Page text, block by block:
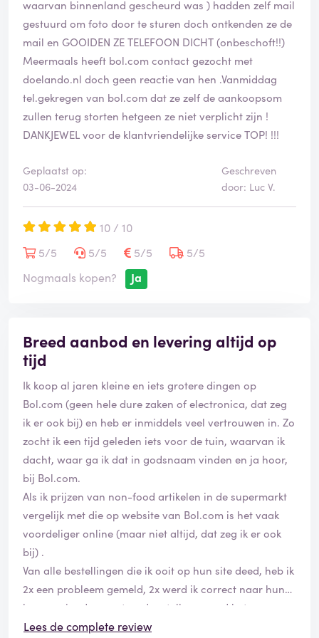
gegevens van scheuren in pakjes en paar keer
aangegeven is niet geleverd, want bpost vind het
normaal dat ze aangeven in brievenbus afgeleverd
terwijl ze nog aan hun ronden moeten beginnen. nu na
een paar klachten viel ons op dat steeds onze naam en
adres werden omcirkeld op de adres sticker. dus ik
contacteer bol met de vraag waarom dit is, zegt de
personen hun naam en adres te verifiëren! Toen ik
aangaf dat dit er op leek dat ze ons de schuld willen
geven van de problemen bij bpost, kwam het antwoord
daar kunnen wij van de klantenservice niet op
zullen u contacteren. Nu hebben wij het dus dik gehad
met bol.com want jarenlange vaste klanten op zulke
prutsers zijn, of ze gaan weer met hun onze van
voorheen aangezet komen. nu ik kan jullie bijdeze
zeggen bol, als jullie weer onze account blokkeren op
aangeven dat die persoon die jullie destijds bestal hier
woont dan laat ik het niet zo en stap ik naar de politie.
verder zullen jullie als er deze keer geen deftige
verontschuldigen volgen een jarenlange vaste klant
verliezen want dan ga ik volledig over op Amazon nog
nooit zulke onzin mee gehad. dit verhaal blijft ook
staan dat iedereen hun werkwijze is kan lezen zeg de
waarheid dus i dont care dat het slechte reclame is
voor hun. volgende maand zegt mijn vrouw ook haar
select op wij vullen jullie zakken niet langer, jullie zullen
deze keer zelf alkes rechtzetten en niet met een domme
bon van 5euro wees dat maar zeker. of zet het recht
nog plaatsen wees maar zeker
waarvan binnenland gescheurd was ) hadden zelf mail
gestuurd om foto door te sturen doch ontkenden ze de
mail en GOOIDEN ZE TELEFOON DICHT (onbeschoft!!)
Meermaals heeft bol.com contact gezocht met
doelando.nl doch geen reactie van hen .Vanmiddag
tel.gekregen van bol.com dat ze zelf de aankoopsom
zullen terug storten hetgeen ze niet verplicht zijn !
DANKJEWEL voor de klantvriendelijke service TOP! !!!
Geplaatst op:
03-06-2024
Geschreven
door: Luc V.
10 / 10
5/5
5/5 5/5
5/5
Nogmaals kopen?
Ja
Breed aanbod en levering altijd op
tijd
Ik koop al jaren kleine en iets grotere dingen op
Bol.com (geen hele dure zaken of electronica, dat zeg
ik er ook bij) en heb er inmiddels veel vertrouwen in. Zo
zocht ik een tijd geleden iets voor de tuin, waarvan ik
dacht, waar ga ik dat in godsnaam vinden en ja hoor,
bij Bol.com.
Als ik prijzen van non-food artikelen in de supermarkt
vergelijk met die op website van Bol.com is het vaak
voordeliger online (maar niet altijd, dat zeg ik er ook
bij) .
Van alle bestellingen die ik ooit op hun site deed, heb ik
2x een probleem gemeld, 2x werd ik correct naar hun
leverancier doorgestuurd en telkens werd het
probleem correct afgehandeld.
Lees de complete review